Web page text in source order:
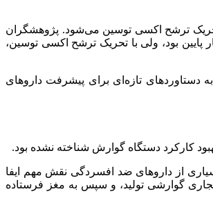
ترشح اکسی توسین می‌شود. پژوهشگران
بود، ولی با تحریک ترشح اکسی توسین،
دستاوردهای تازه‌ای برای پیشرفت داروهای
کارکرد دستگاه گوارش شناخته نشده بود.
از داروهای ضد افسردگی نقش مهم ایفا
در مجاری گوارشی تولید، و سپس به مغز فرستاده